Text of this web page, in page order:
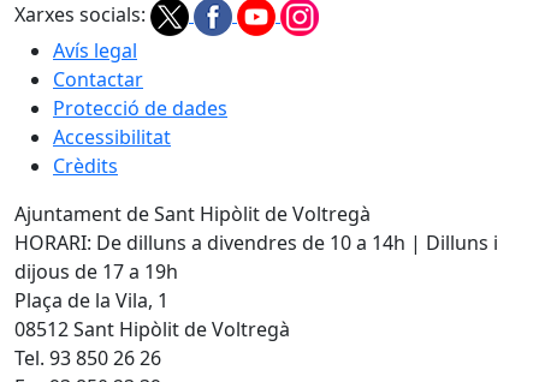
Xarxes socials:
Avís legal
Contactar
Protecció de dades
Accessibilitat
Crèdits
Ajuntament de Sant Hipòlit de Voltregà
HORARI: De dilluns a divendres de 10 a 14h | Dilluns i
dijous de 17 a 19h
Plaça de la Vila, 1
08512 Sant Hipòlit de Voltregà
Tel. 93 850 26 26